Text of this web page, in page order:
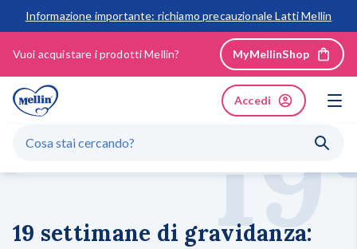
Informazione importante: richiamo precauzionale Latti Mellin
Vuoi acquistare i prodotti Mellin? MyMellinShop
Accedi
Gravidanza 19
19 settimane di gravidanza: